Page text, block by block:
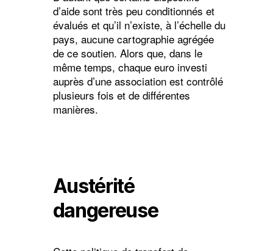
d’aide sont très peu conditionnés et
évalués et qu’il n’existe, à l’échelle du
pays, aucune cartographie agrégée
de ce soutien. Alors que, dans le
même temps, chaque euro investi
auprès d’une association est contrôlé
plusieurs fois et de différentes
manières.
Austérité
dangereuse